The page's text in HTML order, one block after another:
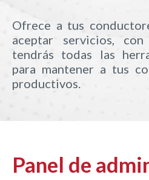
Ofrece a tus
aceptar servicios,
tendrás todas las
para mantener a tus
productivos.
Panel de